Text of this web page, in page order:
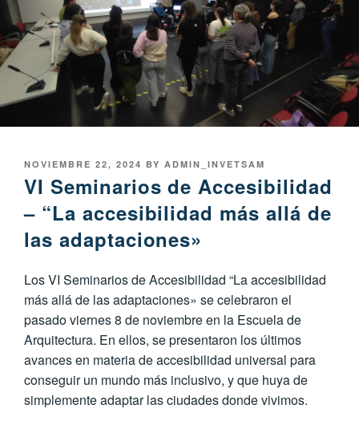
POSTED
ON
NOVIEMBRE 22, 2024 BY ADMIN_INVETSAM
VI Seminarios de Accesibilidad
– “La accesibilidad más allá de
las adaptaciones»
Los VI Seminarios de Accesibilidad “La accesibilidad
más allá de las adaptaciones» se celebraron el
pasado viernes 8 de noviembre en la Escuela de
Arquitectura. En ellos, se presentaron los últimos
avances en materia de accesibilidad universal para
conseguir un mundo más inclusivo, y que huya de
simplemente adaptar las ciudades donde vivimos.